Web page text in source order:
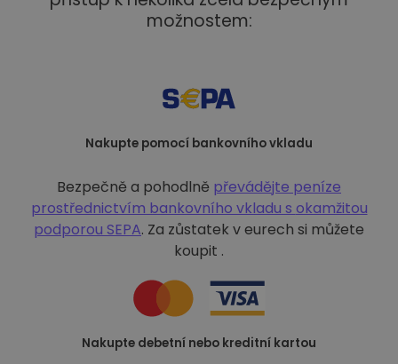
možnostem:
Nakupte pomocí bankovního vkladu
Bezpečně a pohodlně převádějte peníze
prostřednictvím bankovního vkladu s okamžitou
podporou SEPA. Za zůstatek v eurech si můžete
koupit .
Nakupte debetní nebo kreditní kartou